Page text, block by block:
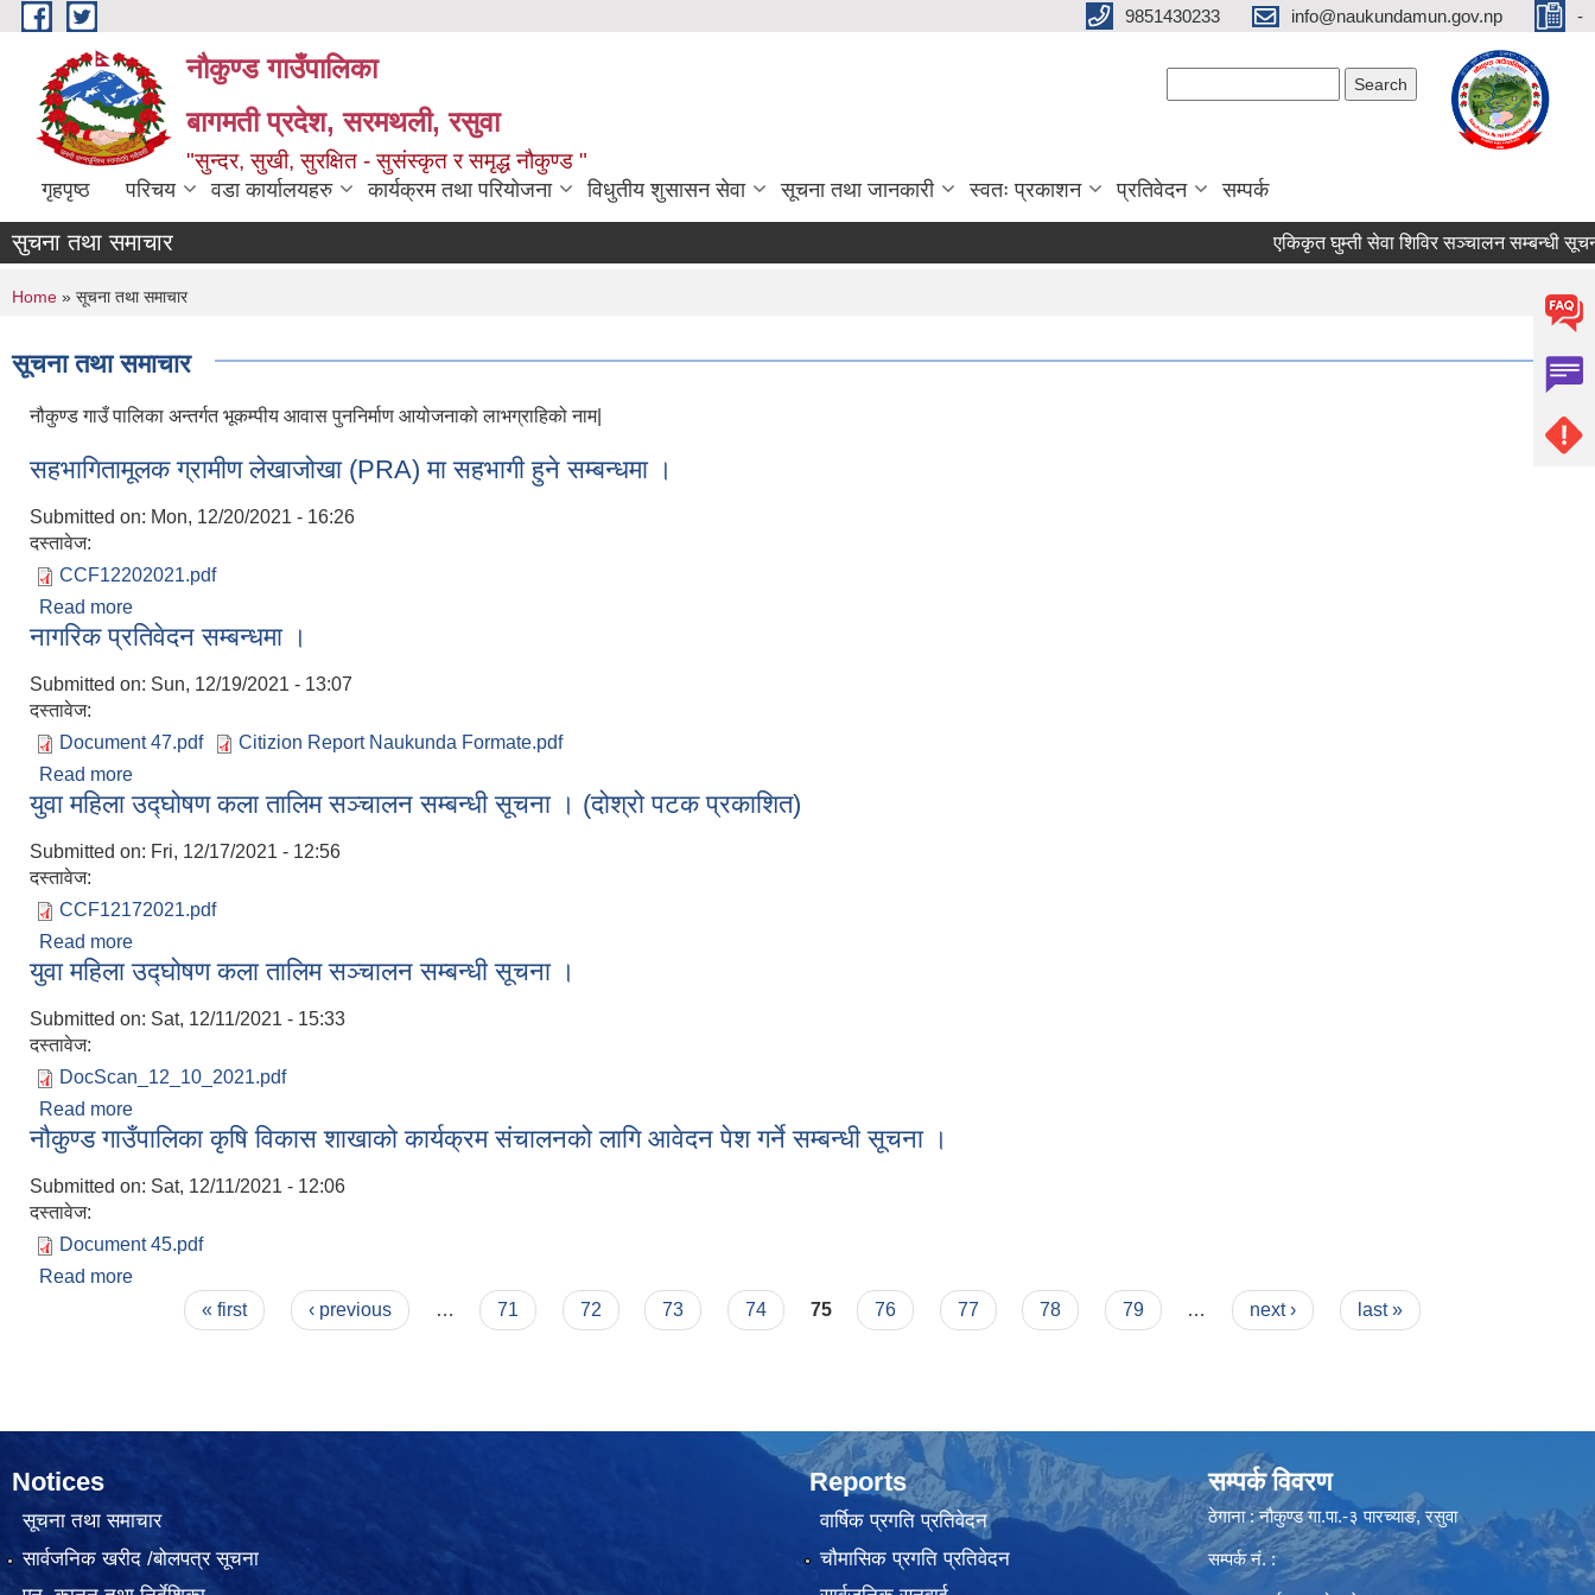
Skip to main content 9851430233 info@naukundamun.gov.np -
नौकुण्ड गाउँपालिका
बागमती प्रदेश, सरमथली, रसुवा
"सुन्दर, सुखी, सुरक्षित - सुसंस्कृत र समृद्ध नौकुण्ड "
गृहपृष्ठ परिचय वडा कार्यालयहरु कार्यक्रम तथा परियोजना विधुतीय शुसासन सेवा सूचना तथा जानकारी स्वतः प्रकाशन प्रतिवेदन सम्पर्क
सुचना तथा समाचार एकिकृत घुम्ती सेवा शिविर सञ्‍चालन सम्बन्धी सूचना
You are here
Home » सूचना तथा समाचार
सूचना तथा समाचार
नौकुण्ड गाउँ पालिका अन्तर्गत भूकम्पीय आवास पुननिर्माण आयोजनाको लाभग्राहिको नाम|
सहभागितामूलक ग्रामीण लेखाजोखा (PRA) मा सहभागी हुने सम्बन्धमा ।
Submitted on: Mon, 12/20/2021 - 16:26
दस्तावेज:
CCF12202021.pdf
Read more
नागरिक प्रतिवेदन सम्बन्धमा ।
Submitted on: Sun, 12/19/2021 - 13:07
दस्तावेज:
Document 47.pdf
Citizion Report Naukunda Formate.pdf
Read more
युवा महिला उद्घोषण कला तालिम सञ्चालन सम्बन्धी सूचना । (दोश्रो पटक प्रकाशित)
Submitted on: Fri, 12/17/2021 - 12:56
दस्तावेज:
CCF12172021.pdf
Read more
युवा महिला उद्घोषण कला तालिम सञ्चालन सम्बन्धी सूचना ।
Submitted on: Sat, 12/11/2021 - 15:33
दस्तावेज:
DocScan_12_10_2021.pdf
Read more
नौकुण्ड गाउँपालिका कृषि विकास शाखाको कार्यक्रम संचालनको लागि आवेदन पेश गर्ने सम्बन्धी सूचना ।
Submitted on: Sat, 12/11/2021 - 12:06
दस्तावेज:
Document 45.pdf
Read more
« first ‹ previous … 71 72 73 74 75 76 77 78 79 … next › last »
Notices
सूचना तथा समाचार
सार्वजनिक खरीद /बोलपत्र सूचना
Reports
वार्षिक प्रगति प्रतिवेदन
चौमासिक प्रगति प्रतिवेदन
सम्पर्क विवरण
ठेगाना : नौकुण्ड गा.पा.-३ पारच्याङ, रसुवा
सम्पर्क नं. :